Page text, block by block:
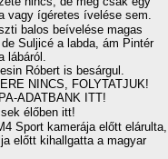
vagy í­géretes í­velése sem.
balos beí­velése magas
Suljicé a labda, ám Pintér
lábáról.
Róbert is besárgul.
NINCS, FOLYTATJUK!
ADATBANK ITT!
élőben itt!
Sport kamerája előtt elárulta,
előtt kihallgatta a magyar